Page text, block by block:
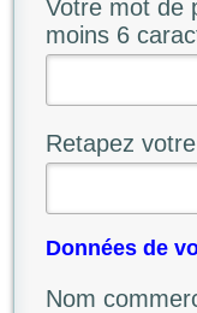
Votre mot de
moins 6
Retapez
Données de
Nom